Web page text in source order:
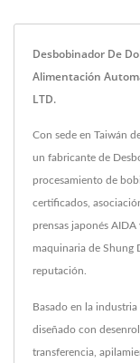
Desbobinador De
Alimentación
LTD.
Con sede en Taiwán
un fabricante de
procesamiento de
certificados,
prensas japonés
maquinaria de Shung
reputación.
Basado en la
diseñado con
transferencia,